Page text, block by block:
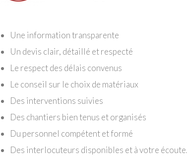
Une information transparente
Un devis clair, détaillé et respecté
Le respect des délais convenus
Le conseil sur le choix de matériaux
Des interventions suivies
Des chantiers bien tenus et organisés
Du personnel compétent et formé
Des interlocuteurs disponibles et à votre